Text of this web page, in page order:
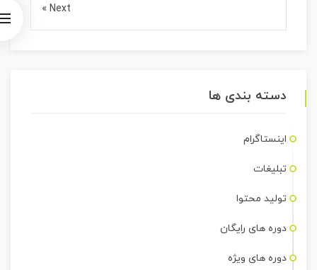
Next »
دسته بندی ها
اینستاگرام
تبلیغات
تولید محتوا
دوره های رایگان
دوره های ویژه